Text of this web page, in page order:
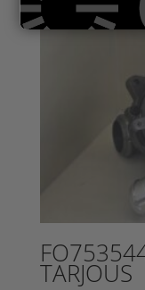
TARJOUS